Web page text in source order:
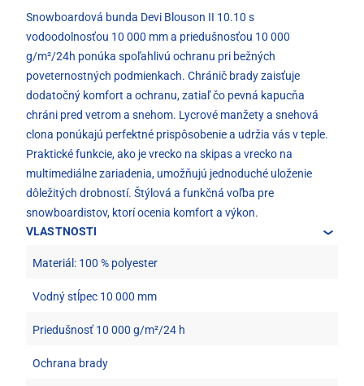
Snowboardová bunda Devi Blouson II 10.10 s
vodoodolnosťou 10 000 mm a priedušnosťou 10 000
g/m²/24h ponúka spoľahlivú ochranu pri bežných
poveternostných podmienkach. Chránič brady zaisťuje
dodatočný komfort a ochranu, zatiaľ čo pevná kapucňa
chráni pred vetrom a snehom. Lycrové manžety a snehová
clona ponúkajú perfektné prispôsobenie a udržia vás v teple.
Praktické funkcie, ako je vrecko na skipas a vrecko na
multimediálne zariadenia, umožňujú jednoduché uloženie
dôležitých drobností. Štýlová a funkčná voľba pre
snowboardistov, ktorí ocenia komfort a výkon.
VLASTNOSTI
Materiál: 100 % polyester
Vodný stĺpec 10 000 mm
Priedušnosť 10 000 g/m²/24 h
Ochrana brady